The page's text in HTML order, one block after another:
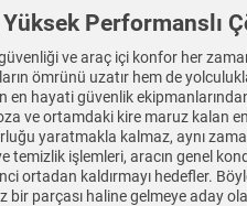
Yüksek Performanslı
ve araç içi konfor her
ömrünü uzatır hem de
en hayati güvenlik
ve ortamdaki kire maruz kalan
yaratmakla kalmaz, aynı
temizlik işlemleri, aracın genel
ortadan kaldırmayı hedefler.
bir parçası haline gelmeye aday